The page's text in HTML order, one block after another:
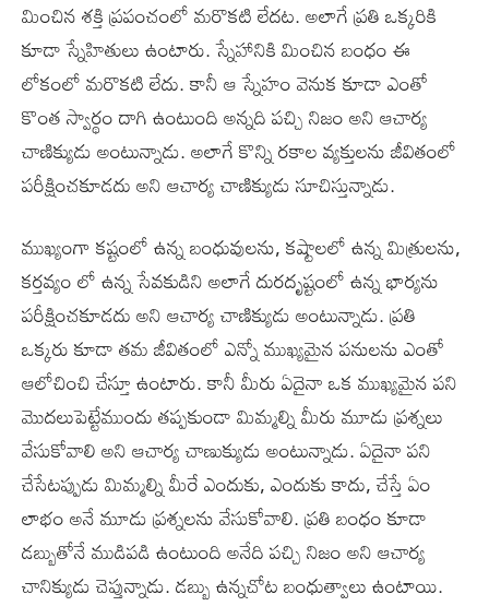
మించిన శక్తి ప్రపంచంలో మరొకటి లేదట. అలాగే ప్రతి ఒక్కరికి
కూడా స్నేహితులు ఉంటారు. స్నేహానికి మించిన బంధం ఈ
లోకంలో మరొకటి లేదు. కానీ ఆ స్నేహం వెనుక కూడా ఎంతో
కొంత స్వార్థం దాగి ఉంటుంది అన్నది పచ్చి నిజం అని ఆచార్య
చాణిక్యుడు అంటున్నాడు. అలాగే కొన్ని రకాల వ్యక్తులను జీవితంలో
పరీక్షించకూడదు అని ఆచార్య చాణిక్యుడు సూచిస్తున్నాడు.
ముఖ్యంగా కష్టంలో ఉన్న బంధువులను, కష్టాలలో ఉన్న మిత్రులను,
కర్తవ్యం లో ఉన్న సేవకుడిని అలాగే దురదృష్టంలో ఉన్న భార్యను
పరీక్షించకూడదు అని ఆచార్య చాణిక్యుడు అంటున్నాడు. ప్రతి
ఒక్కరు కూడా తమ జీవితంలో ఎన్నో ముఖ్యమైన పనులను ఎంతో
ఆలోచించి చేస్తూ ఉంటారు. కానీ మీరు ఏదైనా ఒక ముఖ్యమైన పని
మొదలుపెట్టేముందు తప్పకుండా మిమ్మల్ని మీరు మూడు ప్రశ్నలు
వేసుకోవాలి అని ఆచార్య చాణుక్యుడు అంటున్నాడు. ఏదైనా పని
చేసేటప్పుడు మిమ్మల్ని మీరే ఎందుకు, ఎందుకు కాదు, చేస్తే ఏం
లాభం అనే మూడు ప్రశ్నలను వేసుకోవాలి. ప్రతి బంధం కూడా
డబ్బుతోనే ముడిపడి ఉంటుంది అనేది పచ్చి నిజం అని ఆచార్య
చానిక్యుడు చెప్తున్నాడు. డబ్బు ఉన్నచోట బంధుత్వాలు ఉంటాయి.